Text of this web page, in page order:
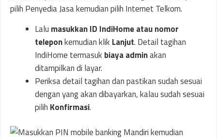
Lalu masukkan ID IndiHome atau nomor
teleponkemudian klik Lanjut. Detail tagihan
IndiHome termasuk biaya adminakan
ditampilkan di layar.
Periksa detail tagihan dan pastikan sudah sesuai
dengan yang akan dibayarkan, kalau sudah sesuai
pilih Konfirmasi.